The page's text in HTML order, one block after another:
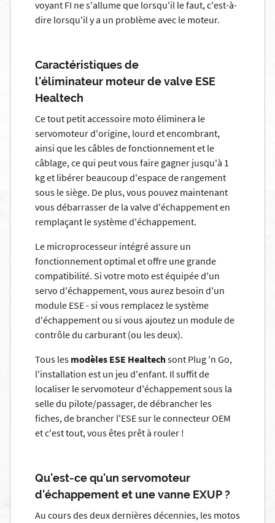
voyant FI ne s'allume que lorsqu'il le faut, c'est-à-
dire lorsqu'il y a un problème avec le moteur.
Caractéristiques de
l'éliminateur moteur de valve ESE
Healtech
Ce tout petit accessoire moto éliminera le
servomoteur d'origine, lourd et encombrant,
ainsi que les câbles de fonctionnement et le
câblage, ce qui peut vous faire gagner jusqu'à 1
kg et libérer beaucoup d'espace de rangement
sous le siège. De plus, vous pouvez maintenant
vous débarrasser de la valve d'échappement en
remplaçant le système d'échappement.
Le microprocesseur intégré assure un
fonctionnement optimal et offre une grande
compatibilité. Si votre moto est équipée d'un
servo d'échappement, vous aurez besoin d'un
module ESE - si vous remplacez le système
d'échappement ou si vous ajoutez un module de
contrôle du carburant (ou les deux).
Tous les modèles ESE Healtechsont Plug 'n Go,
l'installation est un jeu d'enfant. Il suffit de
localiser le servomoteur d'échappement sous la
selle du pilote/passager, de débrancher les
fiches, de brancher l'ESE sur le connecteur OEM
et c'est tout, vous êtes prêt à rouler !
Qu'est-ce qu'un servomoteur
d'échappement et une vanne EXUP ?
Au cours des deux dernières décennies, les motos